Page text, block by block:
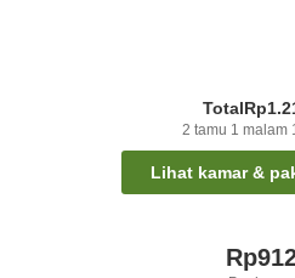
Total
2 tamu 1 malam
Lihat kamar &